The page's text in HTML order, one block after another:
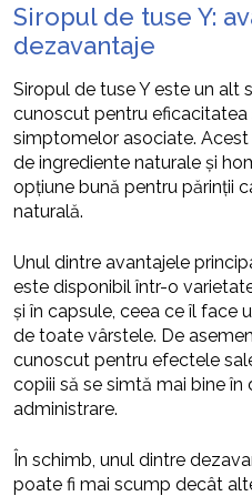
Siropul de tuse Y:
dezavantaje
Siropul de tuse Y este un alt
cunoscut pentru eficacitatea
simptomelor asociate.
de ingrediente naturale și
opțiune bună pentru părinții
naturală.
Unul dintre avantajele
este disponibil într-o
și în capsule, ceea ce îl face
de toate vârstele. De
cunoscut pentru efectele
copiii să se simtă mai bine
administrare.
În schimb, unul dintre
poate fi mai scump decât